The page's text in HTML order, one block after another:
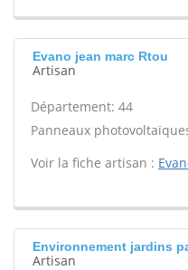
Evano jean marc Rtou
Artisan
Département: 44
Panneaux
Voir la fiche artisan :
Environnement jardins
Artisan